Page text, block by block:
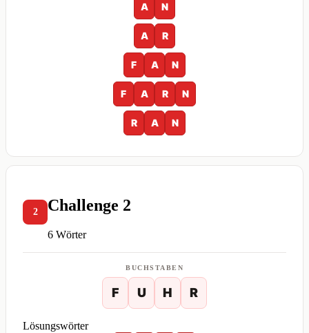
A
N
A R
F A N
F A R N
R A N
2 Challenge 2
6 Wörter
BUCHSTABEN
F U H R
Lösungswörter